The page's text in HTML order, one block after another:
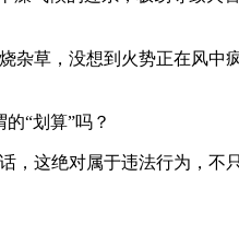
草，没想到火势正在风中
“划算”吗？
这绝对属于违法行为，不